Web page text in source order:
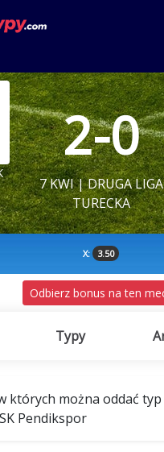
2-0
7 KWI | DRUGA LIGA
TURECKA
X: 3.50
Odbierz bonus na ten
Typy
których można oddać
Pendikspor